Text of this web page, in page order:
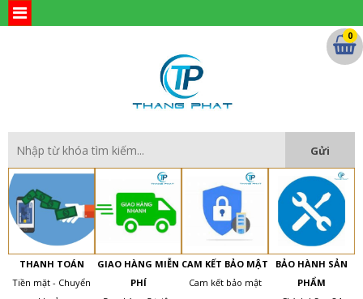
THANH TOÁN
Tiền mặt - Chuyển
GIAO HÀNG MIỄN
PHÍ
CAM KẾT BẢO MẬT
Cam kết bảo mật
BẢO HÀNH SẢN
PHẨM
0